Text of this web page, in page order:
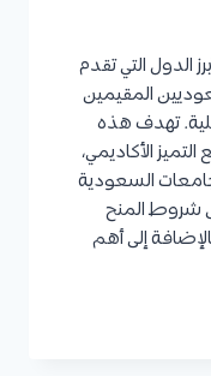
الدول التي تقدم
المقيمين
تهدف هذه
الأكاديمي،
السعودية
شروط المنح
إلى أهم